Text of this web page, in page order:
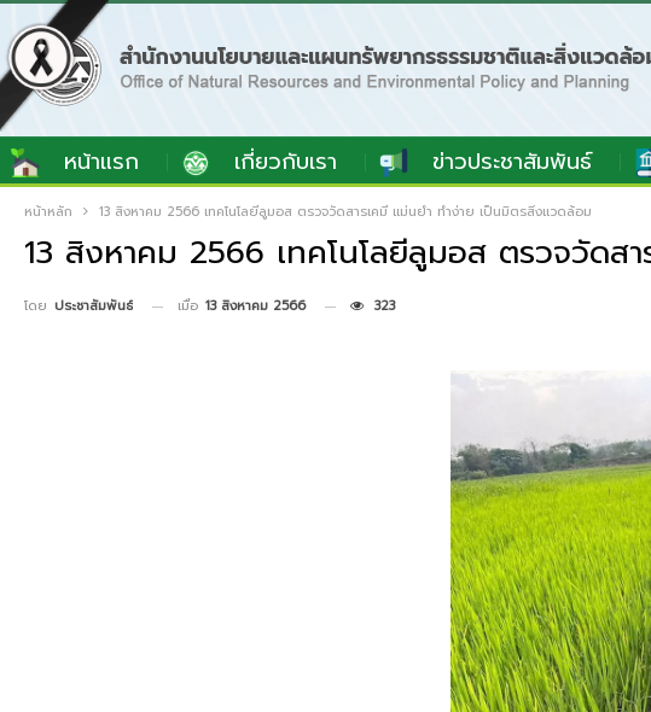
หน้าแรก เกี่ยวกับเรา ข่าวประชาสัมพันธ์
หน้าหลัก 13 สิงหาคม 2566 เทคโนโลยีลูมอส ตรวจวัดสารเคมี แม่นยำ ทำง่าย เป็นมิตรสิ่งแวดล้อม
13 สิงหาคม 2566 เทคโนโลยีลูมอส ตรวจวัดส
โดย ประชาสัมพันธ์ เมื่อ 13 สิงหาคม 2566 323